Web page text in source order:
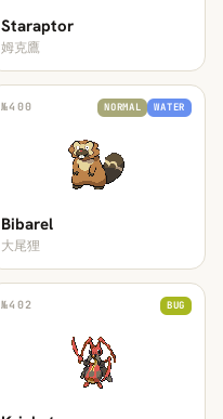
Staraptor
姆克鷹
№400 NORMAL WATER
Bibarel
大尾狸
№402 BUG